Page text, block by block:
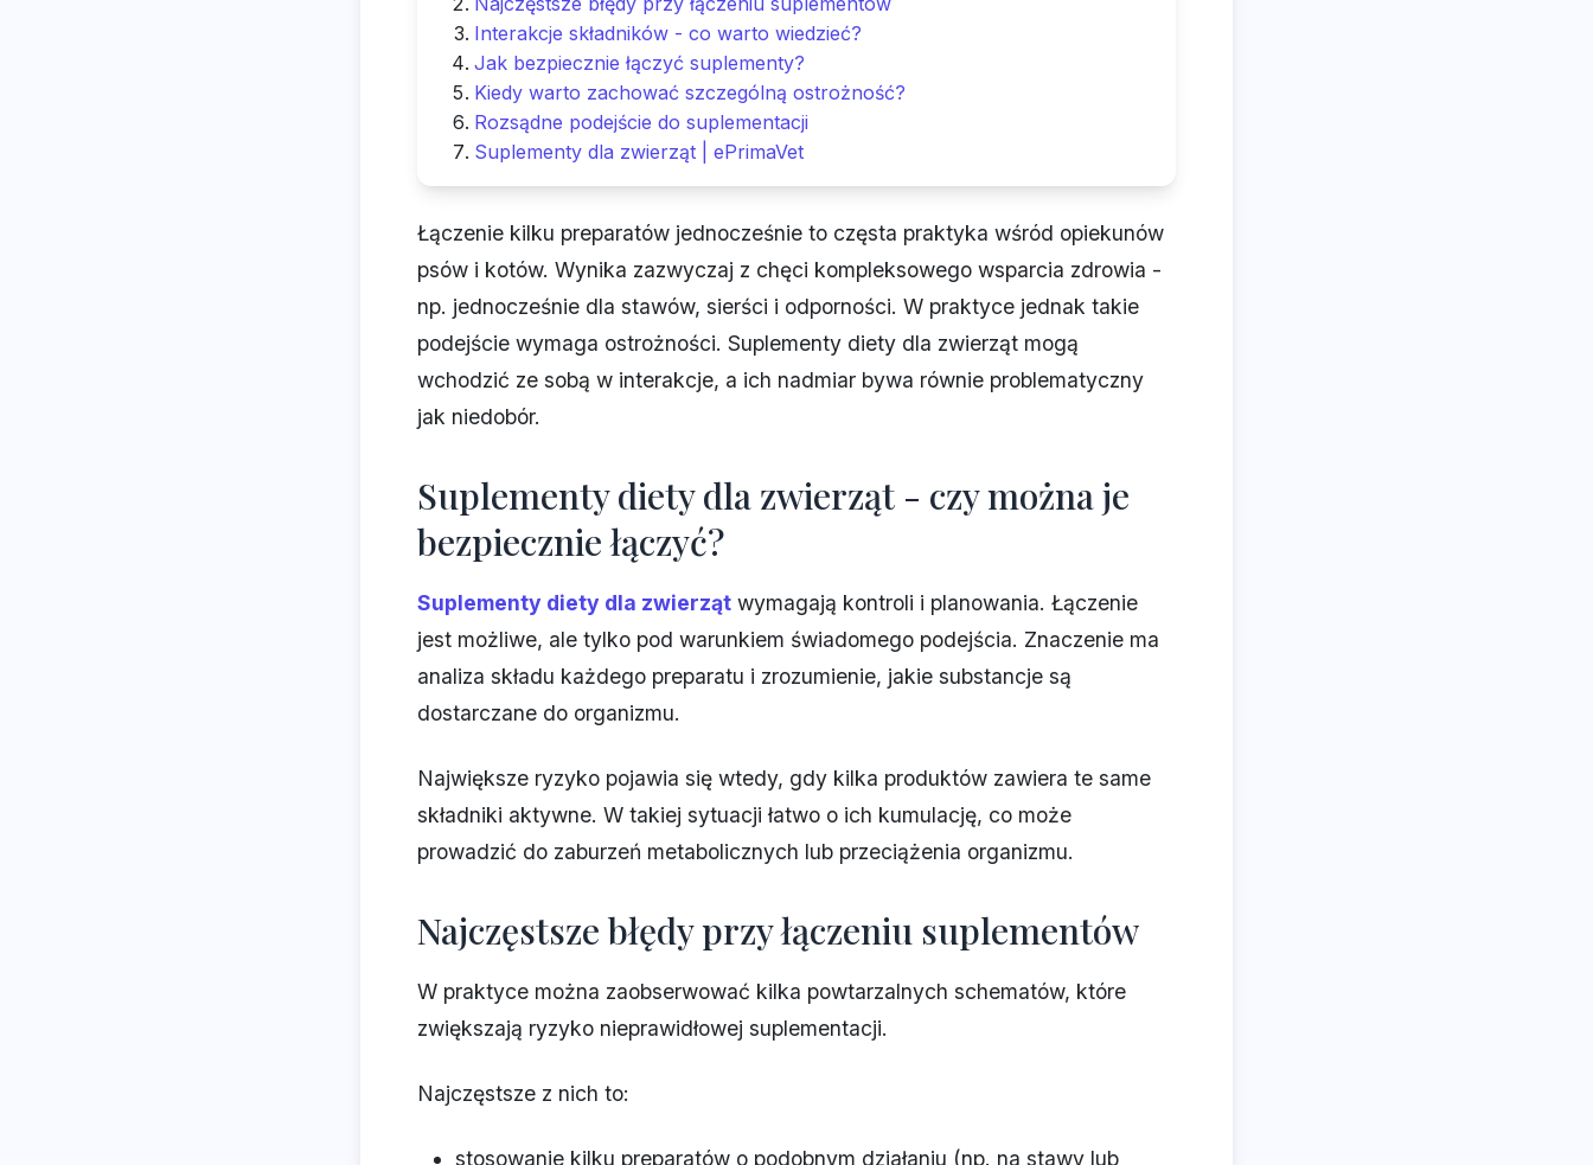
Interakcje składników - co warto wiedzieć?
Jak bezpiecznie łączyć suplementy?
Kiedy warto zachować szczególną ostrożność?
Rozsądne podejście do suplementacji
Suplementy dla zwierząt | ePrimaVet
Łączenie kilku preparatów jednocześnie to częsta praktyka wśród opiekunów
psów i kotów. Wynika zazwyczaj z chęci kompleksowego wsparcia zdrowia -
np. jednocześnie dla stawów, sierści i odporności. W praktyce jednak takie
podejście wymaga ostrożności. Suplementy diety dla zwierząt mogą
wchodzić ze sobą w interakcje, a ich nadmiar bywa równie problematyczny
jak niedobór.
Suplementy diety dla zwierząt - czy można je
bezpiecznie łączyć?
Suplementy diety dla zwierząt wymagają kontroli i planowania. Łączenie
jest możliwe, ale tylko pod warunkiem świadomego podejścia. Znaczenie ma
analiza składu każdego preparatu i zrozumienie, jakie substancje są
dostarczane do organizmu.
Największe ryzyko pojawia się wtedy, gdy kilka produktów zawiera te same
składniki aktywne. W takiej sytuacji łatwo o ich kumulację, co może
prowadzić do zaburzeń metabolicznych lub przeciążenia organizmu.
Najczęstsze błędy przy łączeniu suplementów
W praktyce można zaobserwować kilka powtarzalnych schematów, które
zwiększają ryzyko nieprawidłowej suplementacji.
Najczęstsze z nich to:
stosowanie kilku preparatów o podobnym działaniu (np. na stawy lub